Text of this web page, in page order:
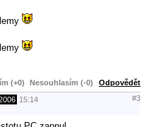
(+0) Nesouhlasím (-0) Odpovědět
15:14 #3